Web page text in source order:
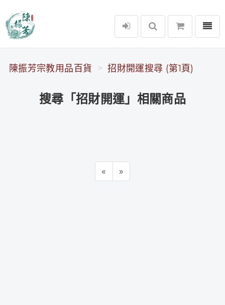
陳振芳宗教用品百貨
選單
陳振芳宗教用品百貨 招財開運搜尋 (第1頁)
搜尋「招財開運」相關商品
« »